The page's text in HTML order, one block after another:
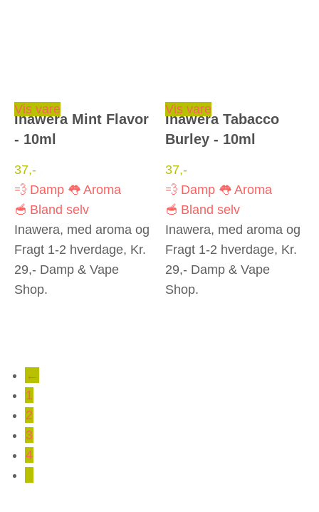
Vis vare
Inawera Mint Flavor
- 10ml
37,-
💨 Damp 👅 Aroma
🥣 Bland selv
Inawera, med aroma og
Fragt 1-2 hverdage, Kr.
29,- Damp & Vape
Shop.
Vis vare
Inawera Tabacco
Burley - 10ml
37,-
💨 Damp 👅 Aroma
🥣 Bland selv
Inawera, med aroma og
Fragt 1-2 hverdage, Kr.
29,- Damp & Vape
Shop.
←
1
2
3
4